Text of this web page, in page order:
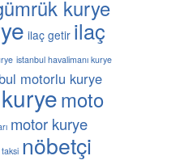
kurye
ilaç getir ilaç
istanbul havalimanı kurye
motorlu kurye
kuryemoto
motor kurye
nöbetçi